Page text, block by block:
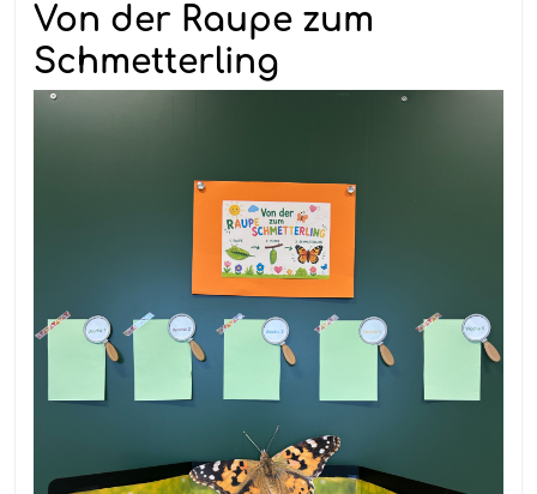
Von der Raupe zum
Schmetterling